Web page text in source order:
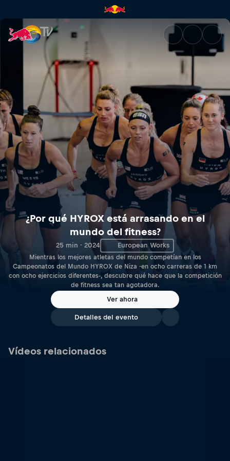
¿Por qué HYROX está
¿Por qué HYROX está arrasando en el
mundo del fitness?
25 min · 2024 European Works
Mientras los mejores atletas del mundo competían en los
Campeonatos del Mundo HYROX de Niza -en ocho carreras de 1 km
con ocho ejercicios diferentes-, descubre qué hace que la competición
de fitness sea tan agotadora.
Ver ahora
Detalles del evento
Vídeos relacionados